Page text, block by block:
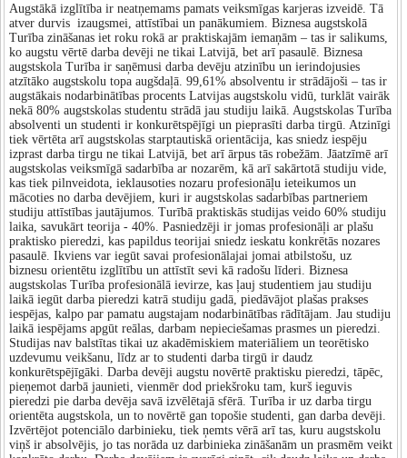
Augstākā izglītība ir neatņemams pamats veiksmīgas karjeras izveidē. Tā
atver durvis izaugsmei, attīstībai un panākumiem. Biznesa augstskolā
Turība zināšanas iet roku rokā ar praktiskajām iemaņām – tas ir salikums,
ko augstu vērtē darba devēji ne tikai Latvijā, bet arī pasaulē. Biznesa
augstskola Turība ir saņēmusi darba devēju atzinību un ierindojusies
atzītāko augstskolu topa augšdaļā. 99,61% absolventu ir strādājoši – tas ir
augstākais nodarbinātības procents Latvijas augstskolu vidū, turklāt vairāk
nekā 80% augstskolas studentu strādā jau studiju laikā. Augstskolas Turība
absolventi un studenti ir konkurētspējīgi un pieprasīti darba tirgū. Atzinīgi
tiek vērtēta arī augstskolas starptautiskā orientācija, kas sniedz iespēju
izprast darba tirgu ne tikai Latvijā, bet arī ārpus tās robežām. Jāatzīmē arī
augstskolas veiksmīgā sadarbība ar nozarēm, kā arī sakārtotā studiju vide,
kas tiek pilnveidota, ieklausoties nozaru profesionāļu ieteikumos un
mācoties no darba devējiem, kuri ir augstskolas sadarbības partneriem
studiju attīstības jautājumos. Turībā praktiskās studijas veido 60% studiju
laika, savukārt teorija - 40%. Pasniedzēji ir jomas profesionāļi ar plašu
praktisko pieredzi, kas papildus teorijai sniedz ieskatu konkrētās nozares
pasaulē. Ikviens var iegūt savai profesionālajai jomai atbilstošu, uz
biznesu orientētu izglītību un attīstīt sevi kā radošu līderi. Biznesa
augstskolas Turība profesionālā ievirze, kas ļauj studentiem jau studiju
laikā iegūt darba pieredzi katrā studiju gadā, piedāvājot plašas prakses
iespējas, kalpo par pamatu augstajam nodarbinātības rādītājam. Jau studiju
laikā iespējams apgūt reālas, darbam nepieciešamas prasmes un pieredzi.
Studijas nav balstītas tikai uz akadēmiskiem materiāliem un teorētisko
uzdevumu veikšanu, līdz ar to studenti darba tirgū ir daudz
konkurētspējīgāki. Darba devēji augstu novērtē praktisku pieredzi, tāpēc,
pieņemot darbā jaunieti, vienmēr dod priekšroku tam, kurš ieguvis
pieredzi pie darba devēja savā izvēlētajā sfērā. Turība ir uz darba tirgu
orientēta augstskola, un to novērtē gan topošie studenti, gan darba devēji.
Izvērtējot potenciālo darbinieku, tiek ņemts vērā arī tas, kuru augstskolu
viņš ir absolvējis, jo tas norāda uz darbinieka zināšanām un prasmēm veikt